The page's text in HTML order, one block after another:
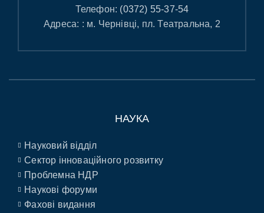
Телефон: (0372) 55-37-54
Адреса: : м. Чернівці, пл. Театральна, 2
НАУКА
Науковий відділ
Сектор інноваційного розвитку
Проблемна НДР
Наукові форуми
Фахові видання